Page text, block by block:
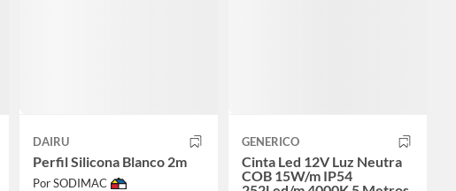
DAIRU
Perfil Silicona Blanco 2m
Por SODIMAC
GENERICO
Cinta Led 12V Luz Neutra
COB 15W/m IP54